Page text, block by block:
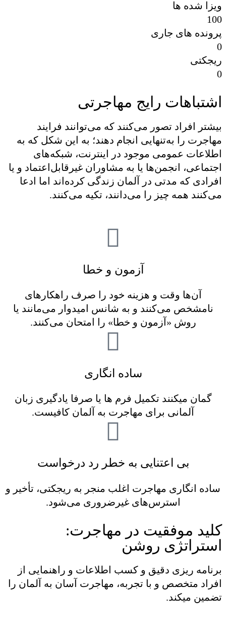
ویزا شده ها
100
پرونده های جاری
0
ریجکتی
0
اشتباهات رایج مهاجرتی
بیشتر افراد تصور می‌کنند که می‌توانند فرایند
مهاجرت را به‌تنهایی انجام دهند؛ به این شکل که به
اطلاعات عمومی موجود در اینترنت، شبکه‌های
اجتماعی، انجمن‌ها یا به مشاوران غیرقابل‌اعتماد و یا
افرادی که مدتی در آلمان زندگی کرده‌اند اما ادعا
می‌کنند همه چیز را می‌دانند، تکیه می‌کنند.
آزمون و خطا
آن‌ها وقت و هزینه خود را صرف راهکارهای
نامشخص می‌کنند و به شانس امیدوار می‌مانند یا
روش «آزمون و خطا» را امتحان می‌کنند.
ساده انگاری
گمان میکنند تکمیل فرم ها یا صرفا یادگیری زبان
آلمانی برای مهاجرت به آلمان کافیست.
بی اعتنایی به خطر رد درخواست
ساده انگاری مهاجرت اغلب منجر به ریجکتی، تأخیر و
استرس‌های غیرضروری می‌شود.
کلید موفقیت در مهاجرت:
استراتژی روشن
برنامه ریزی دقیق و کسب اطلاعات و راهنمایی از
افراد متخصص و با تجربه، مهاجرت آسان به آلمان را
تضمین میکند.